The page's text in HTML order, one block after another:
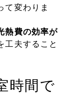
て変わりま
熱費の効率が
工夫すること
時間で